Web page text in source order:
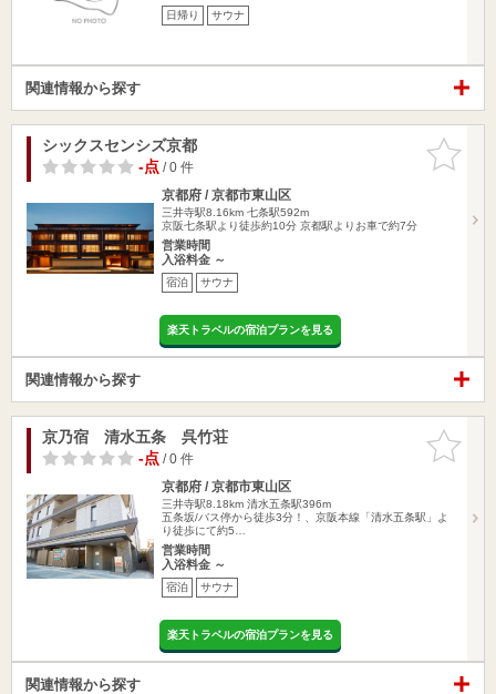
日帰り サウナ
関連情報から探す
お気に入
りに追加
シックスセンシズ京都
-点/ 0 件
京都府 / 京都市東山区
三井寺駅8.16km 七条駅592m
京阪七条駅より徒歩約10分 京都駅よりお車で約7分
営業時間
入浴料金 ～
宿泊 サウナ
楽天トラベルの宿泊プランを見る
関連情報から探す
お気に入
りに追加
京乃宿 清水五条 呉竹荘
-点/ 0 件
京都府 / 京都市東山区
三井寺駅8.18km 清水五条駅396m
五条坂/バス停から徒歩3分！、京阪本線「清水五条駅」よ
り徒歩にて約5…
営業時間
入浴料金 ～
宿泊 サウナ
楽天トラベルの宿泊プランを見る
関連情報から探す